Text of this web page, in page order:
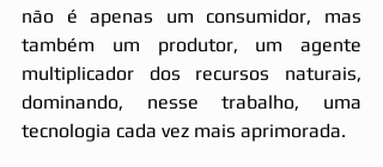
não é apenas um consumidor, mas
também um produtor, um agente
multiplicador dos recursos naturais,
dominando, nesse trabalho, uma
tecnologia cada vez mais aprimorada.